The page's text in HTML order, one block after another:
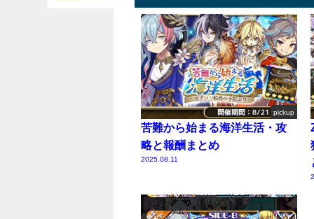
pickup
苦難から始まる海洋生活・攻
略と報酬まとめ
2025.08.11